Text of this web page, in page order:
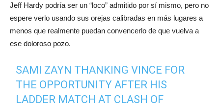
Jeff Hardy podría ser un “loco” admitido por sí mismo, pero no
espere verlo usando sus orejas calibradas en más lugares a
menos que realmente puedan convencerlo de que vuelva a
ese doloroso pozo.
SAMI ZAYN THANKING VINCE FOR
THE OPPORTUNITY AFTER HIS
LADDER MATCH AT CLASH OF